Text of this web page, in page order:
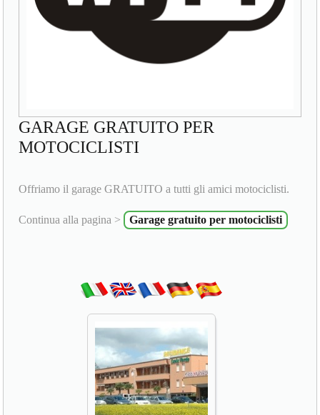
GARAGE GRATUITO PER
MOTOCICLISTI
Offriamo il garage GRATUITO a tutti gli amici motociclisti.
Continua alla pagina > Garage gratuito per motociclisti